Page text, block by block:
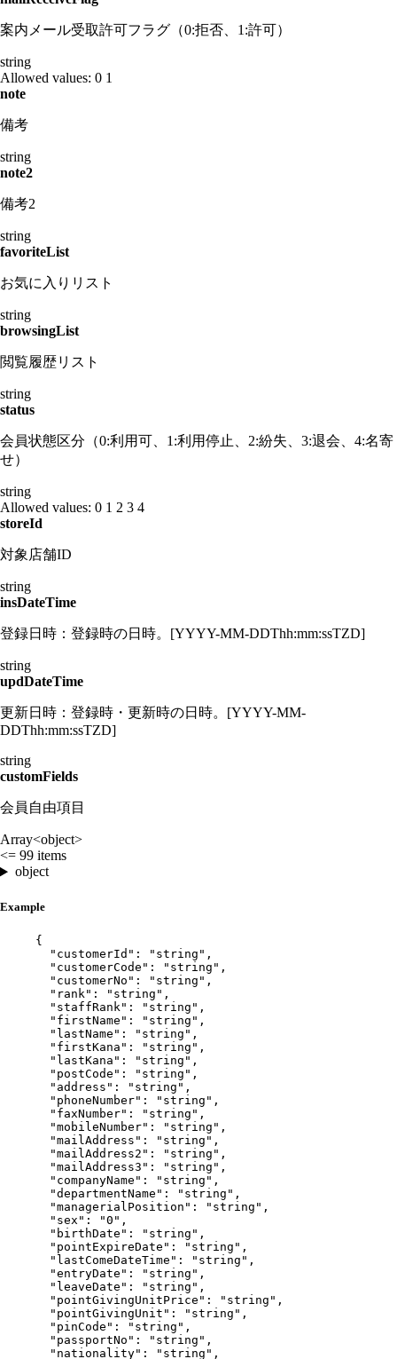
案内メール受取許可フラグ（0:拒否、1:許可）
string
Allowed values: 0 1
note
備考
string
note2
備考2
string
favoriteList
お気に入りリスト
string
browsingList
閲覧履歴リスト
string
status
会員状態区分（0:利用可、1:利用停止、2:紛失、3:退会、4:名寄
せ）
string
Allowed values: 0 1 2 3 4
storeId
対象店舗ID
string
insDateTime
登録日時：登録時の日時。[YYYY-MM-DDThh:mm:ssTZD]
string
updDateTime
更新日時：登録時・更新時の日時。[YYYY-MM-
DDThh:mm:ssTZD]
string
customFields
会員自由項目
Array<object>
<= 99 items
object
Example
{
"customerId" : " string " ,
"customerCode" : " string " ,
"customerNo" : " string " ,
"rank" : " string " ,
"staffRank" : " string " ,
"firstName" : " string " ,
"lastName" : " string " ,
"firstKana" : " string " ,
"lastKana" : " string " ,
"postCode" : " string " ,
"address" : " string " ,
"phoneNumber" : " string " ,
"faxNumber" : " string " ,
"mobileNumber" : " string " ,
"mailAddress" : " string " ,
"mailAddress2" : " string " ,
"mailAddress3" : " string " ,
"companyName" : " string " ,
"departmentName" : " string " ,
"managerialPosition" : " string " ,
"sex" : "0 " ,
"birthDate" : " string " ,
"pointExpireDate" : " string " ,
"lastComeDateTime" : " string " ,
"entryDate" : " string " ,
"leaveDate" : " string " ,
"pointGivingUnitPrice" : " string " ,
"pointGivingUnit" : " string " ,
"pinCode" : " string " ,
"passportNo" : " string " ,
"nationality" : " string " ,